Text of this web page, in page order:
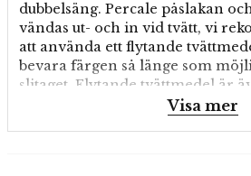
dubbelsäng. Percale påslakan
vändas ut- och in vid tvätt, vi
att använda ett flytande
bevara färgen så länge som
slitaget. Flytande tvättmedel är
1 st 220x210 cm. 2 st 50x60 cm
Visa mer